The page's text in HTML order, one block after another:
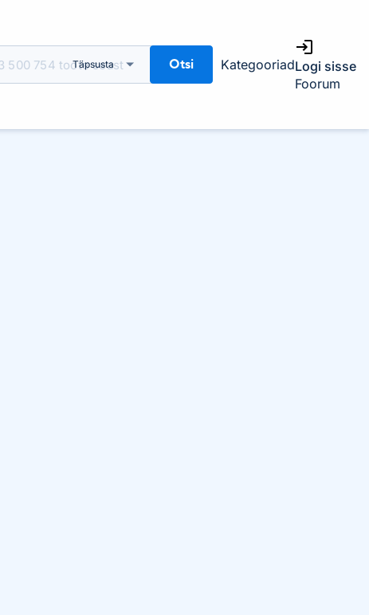
Täpsusta Otsi KategooriadLogi sisse
Foorum